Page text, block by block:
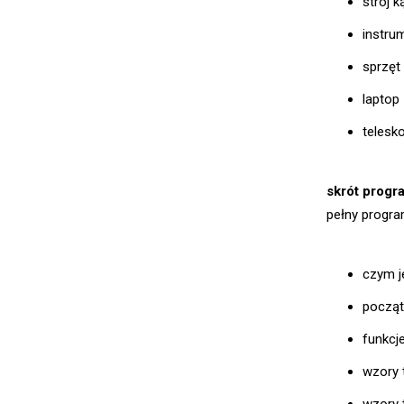
sprzęt
laptop
skrót
pełny
czym
wzory